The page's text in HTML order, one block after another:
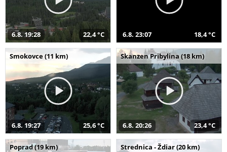
6.8. 19:28 22,4 °C 6.8. 23:07 18,4 °C
Smokovce (11 km)
6.8. 19:27 25,6 °C
Skanzen Pribylina (18 km)
6.8. 20:26 23,4 °C
Poprad (19 km) Strednica - Ždiar (20 km)